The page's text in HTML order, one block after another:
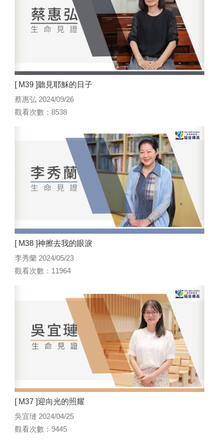
[ M39 ]聽見耶穌的日子
蔡惠弘 2024/09/26
觀看次數：8538
[ M38 ]神擦去我的眼淚
李秀蘭 2024/05/23
觀看次數：11964
[ M37 ]迎向光的照耀
吳宜璉 2024/04/25
觀看次數：9445